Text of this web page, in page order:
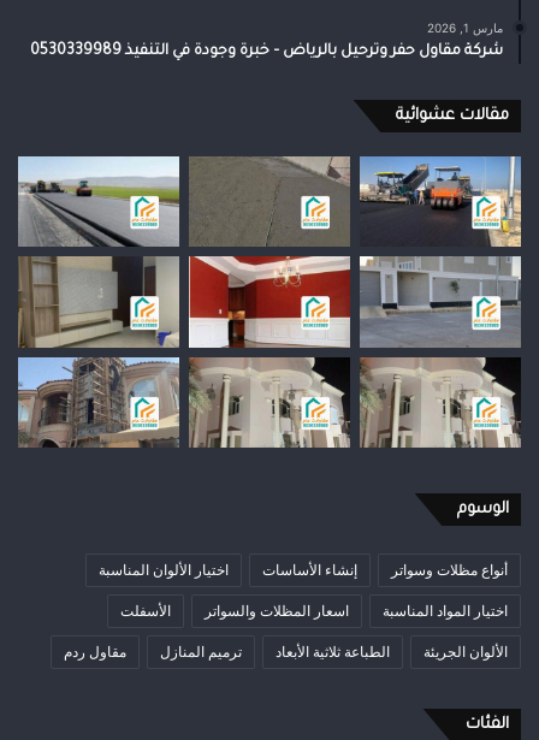
مارس 1, 2026
شركة مقاول حفر وترحيل بالرياض – خبرة وجودة في التنفيذ 0530339989
مقالات عشوائية
الوسوم
أنواع مظلات وسواتر إنشاء الأساسات اختيار الألوان المناسبة
اختيار المواد المناسبة اسعار المظلات والسواتر الأسفلت
الألوان الجريئة الطباعة ثلاثية الأبعاد ترميم المنازل مقاول ردم
الفئات